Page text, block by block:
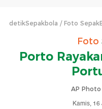
detikSepakbola Foto
Foto
Porto
AP Photo
Kamis,